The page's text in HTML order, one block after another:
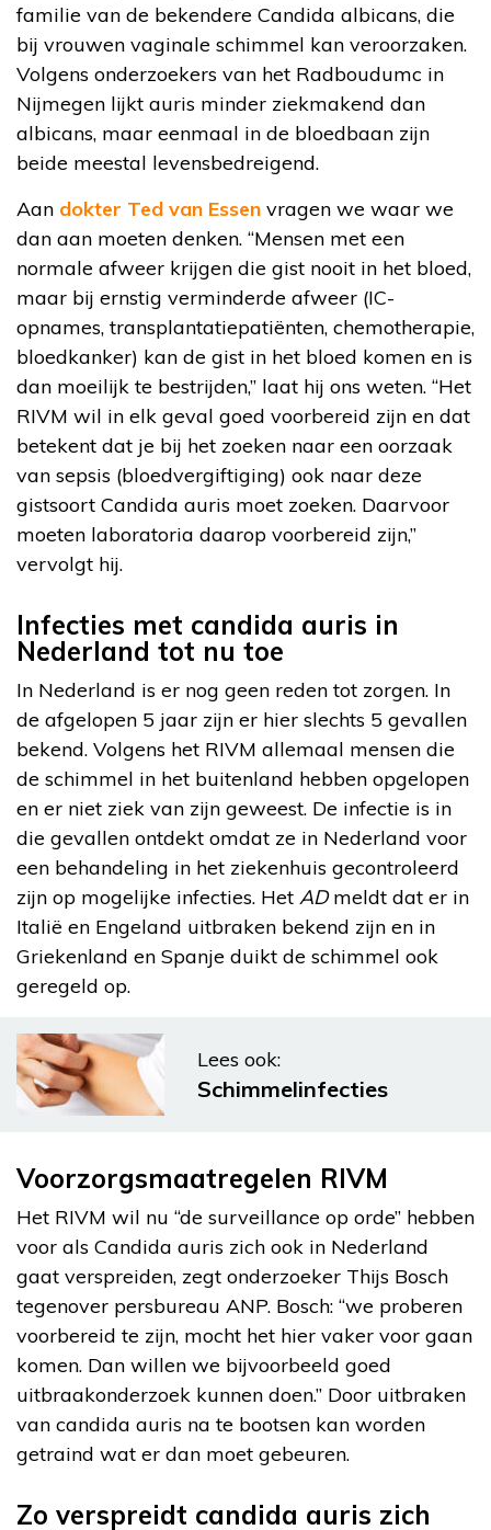
familie van de bekendere Candida albicans, die
bij vrouwen vaginale schimmel kan veroorzaken.
Volgens onderzoekers van het Radboudumc in
Nijmegen lijkt auris minder ziekmakend dan
albicans, maar eenmaal in de bloedbaan zijn
beide meestal levensbedreigend.
Aan dokter Ted van Essen vragen we waar we
dan aan moeten denken. “Mensen met een
normale afweer krijgen die gist nooit in het bloed,
maar bij ernstig verminderde afweer (IC-
opnames, transplantatiepatiënten, chemotherapie,
bloedkanker) kan de gist in het bloed komen en is
dan moeilijk te bestrijden,” laat hij ons weten. “Het
RIVM wil in elk geval goed voorbereid zijn en dat
betekent dat je bij het zoeken naar een oorzaak
van sepsis (bloedvergiftiging) ook naar deze
gistsoort Candida auris moet zoeken. Daarvoor
moeten laboratoria daarop voorbereid zijn,”
vervolgt hij.
Infecties met candida auris in
Nederland tot nu toe
In Nederland is er nog geen reden tot zorgen. In
de afgelopen 5 jaar zijn er hier slechts 5 gevallen
bekend. Volgens het RIVM allemaal mensen die
de schimmel in het buitenland hebben opgelopen
en er niet ziek van zijn geweest. De infectie is in
die gevallen ontdekt omdat ze in Nederland voor
een behandeling in het ziekenhuis gecontroleerd
zijn op mogelijke infecties. Het ADmeldt dat er in
Italië en Engeland uitbraken bekend zijn en in
Griekenland en Spanje duikt de schimmel ook
geregeld op.
Lees ook:
Schimmelinfecties
Voorzorgsmaatregelen RIVM
Het RIVM wil nu “de surveillance op orde” hebben
voor als Candida auris zich ook in Nederland
gaat verspreiden, zegt onderzoeker Thijs Bosch
tegenover persbureau ANP. Bosch: “we proberen
voorbereid te zijn, mocht het hier vaker voor gaan
komen. Dan willen we bijvoorbeeld goed
uitbraakonderzoek kunnen doen.” Door uitbraken
van candida auris na te bootsen kan worden
getraind wat er dan moet gebeuren.
Zo verspreidt candida auris zich